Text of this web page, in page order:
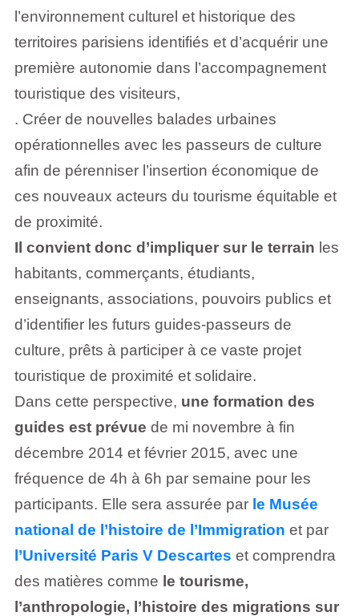
l’environnement culturel et historique des
territoires parisiens identifiés et d’acquérir une
première autonomie dans l’accompagnement
touristique des visiteurs,
. Créer de nouvelles balades urbaines
opérationnelles avec les passeurs de culture
afin de pérenniser l’insertion économique de
ces nouveaux acteurs du tourisme équitable et
de proximité.
Il convient donc d’impliquer sur le terrain les
habitants, commerçants, étudiants,
enseignants, associations, pouvoirs publics et
d’identifier les futurs guides-passeurs de
culture, prêts à participer à ce vaste projet
touristique de proximité et solidaire.
Dans cette perspective, une formation des
guides est prévue de mi novembre à fin
décembre 2014 et février 2015, avec une
fréquence de 4h à 6h par semaine pour les
participants. Elle sera assurée par le Musée
national de l’histoire de l’Immigration et par
l’Université Paris V Descartes et comprendra
des matières comme le tourisme,
l’anthropologie, l’histoire des migrations sur